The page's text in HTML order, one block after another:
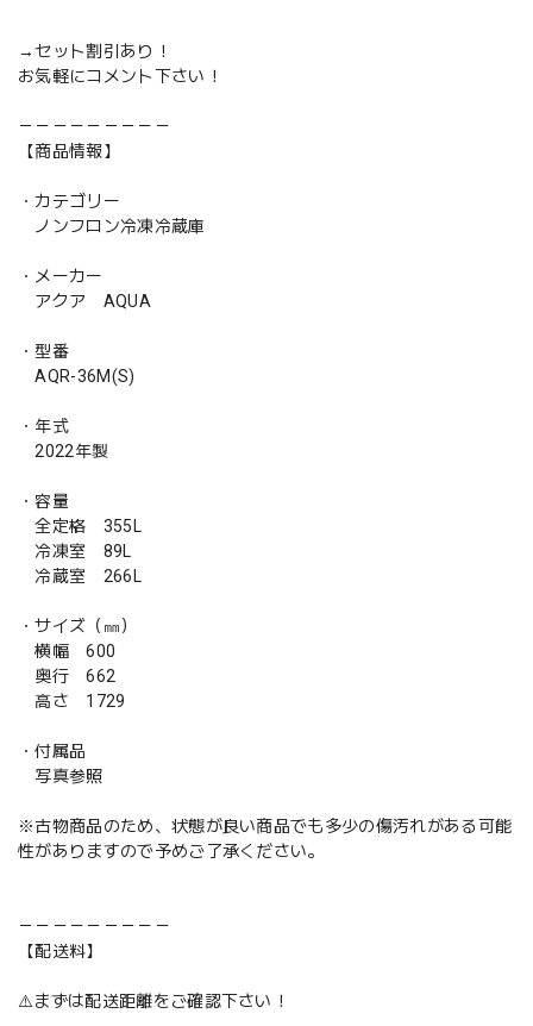
→セット割引あり！
お気軽にコメント下さい！
－－－－－－－－－
【商品情報】
・カテゴリー
ノンフロン冷凍冷蔵庫
・メーカー
アクア AQUA
・型番
AQR-36M(S)
・年式
2022年製
・容量
全定格 355L
冷凍室 89L
冷蔵室 266L
・サイズ（㎜）
横幅 600
奥行 662
高さ 1729
・付属品
写真参照
※古物商品のため、状態が良い商品でも多少の傷汚れがある可能
性がありますので予めご了承ください。
－－－－－－－－－
【配送料】
⚠️まずは配送距離をご確認下さい！